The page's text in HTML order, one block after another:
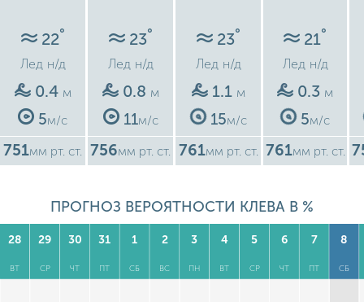
22°
Лед н/д
0.4 м
5м/с
751мм рт. ст.
23°
Лед н/д
0.8 м
11м/с
756мм рт. ст.
23°
Лед н/д
1.1 м
15м/с
761мм рт. ст.
21°
Лед н/д
0.3 м
5м/с
761мм рт. ст.
ПРОГНОЗ ВЕРОЯТНОСТИ КЛЕВА В %
28
ВТ
29
СР
30
ЧТ
31
ПТ
1
СБ
2
ВС
3
ПН
4
ВТ
5
СР
6
ЧТ
7
ПТ
8
СБ